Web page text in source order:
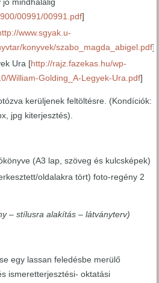
00991/00991.pdf]
www.sgyak.u-
konyvek/szabo_magda_abigel.pdf]
Ura [http://rajz.fazekas.hu/wp-
William-Golding_A-Legyek-Ura.pdf]
kerüljenek feltöltésre. (Kondíciók:
jpg kiterjesztés).
(A3 lap, szöveg és kulcsképek)
oldalakra tört) foto-regény 2
– stílusra alakítás – látványterv)
egy lassan feledésbe merülő
ismeretterjesztési- oktatási